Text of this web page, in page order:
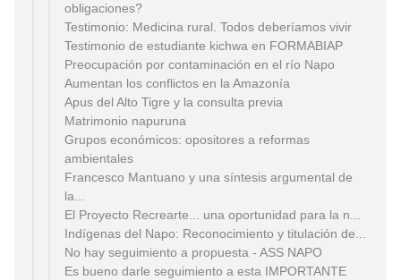
obligaciones?
Testimonio: Medicina rural. Todos deberíamos vivir
Testimonio de estudiante kichwa en FORMABIAP
Preocupación por contaminación en el río Napo
Aumentan los conflictos en la Amazonía
Apus del Alto Tigre y la consulta previa
Matrimonio napuruna
Grupos económicos: opositores a reformas
ambientales
Francesco Mantuano y una síntesis argumental de
la...
El Proyecto Recrearte... una oportunidad para la n...
Indígenas del Napo: Reconocimiento y titulación de...
No hay seguimiento a propuesta - ASS NAPO
Es bueno darle seguimiento a esta IMPORTANTE